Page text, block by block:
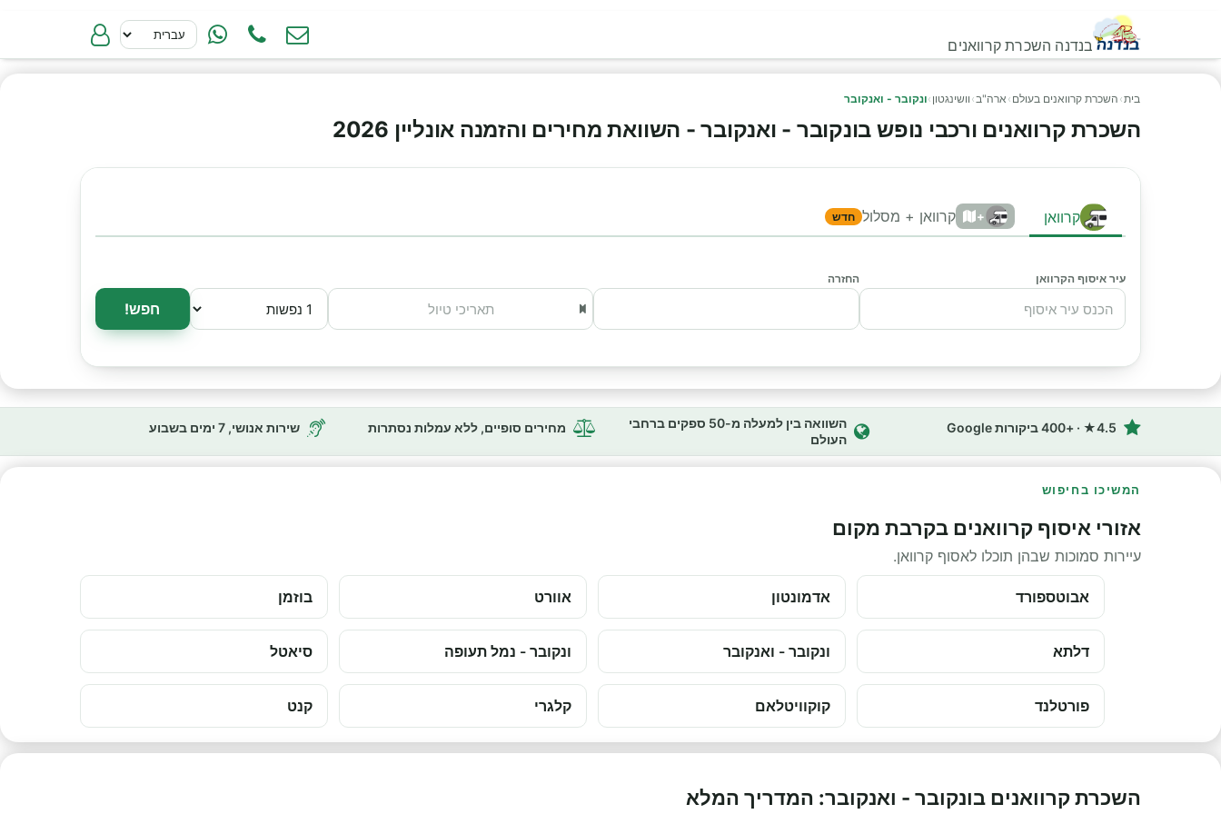
בנדנה השכרת קרוואנים
בית› השכרת קרוואנים בעולם › ארה"ב› וושינגטון ›ונקובר - ואנקובר
השכרת קרוואנים ורכבי נופש בונקובר - ואנקובר - השוואת מחירים והזמנה אונליין 2026
קרוואן + קרוואן + מסלול חדש
עיר איסוף הקרוואן החזרה
חפש!
4.5★ · +400 ביקורות Google
השוואה בין למעלה מ-50 ספקים ברחבי
העולם
מחירים סופיים, ללא עמלות נסתרות שירות אנושי, 7 ימים בשבוע
המשיכו בחיפוש
אזורי איסוף קרוואנים בקרבת מקום
עיירות סמוכות שבהן תוכלו לאסוף קרוואן.
אבוטספורד אדמונטון אוורט בוזמן
דלתא ונקובר - ואנקובר ונקובר - נמל תעופה סיאטל
פורטלנד קוקוויטלאם קלגרי קנט
השכרת קרוואנים בונקובר - ואנקובר: המדריך המלא